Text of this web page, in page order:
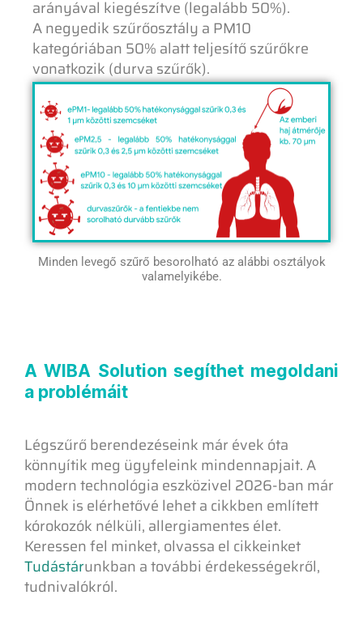
arányával kiegészítve (legalább 50%).
A negyedik szűrőosztály a PM10
kategóriában 50% alatt teljesítő szűrőkre
vonatkozik (durva szűrők).
Minden levegő szűrő besorolható az alábbi osztályok
valamelyikébe.
A WIBA Solution segíthet megoldani
a problémáit
Légszűrő berendezéseink már évek óta
könnyítik meg ügyfeleink mindennapjait. A
modern technológia eszközivel 2026-ban már
Önnek is elérhetővé lehet a cikkben említett
kórokozók nélküli, allergiamentes élet.
Keressen fel minket, olvassa el cikkeinket
Tudástárunkban a további érdekességekről,
tudnivalókról.